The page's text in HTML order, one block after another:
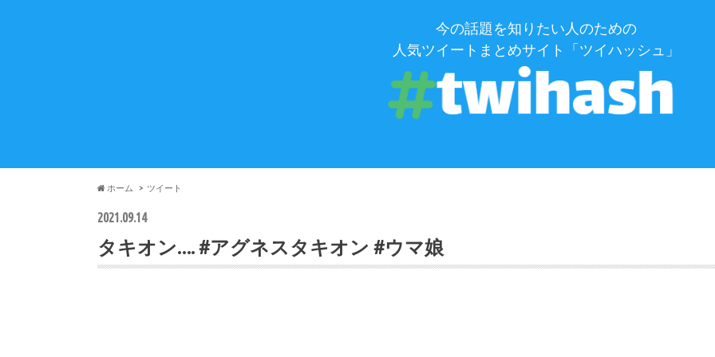
今の話題を知りたい人のための
人気ツイートまとめサイト「ツイハッシュ」
ホーム ツイート
2021.09.14
タキオン…. #アグネスタキオン #ウマ娘